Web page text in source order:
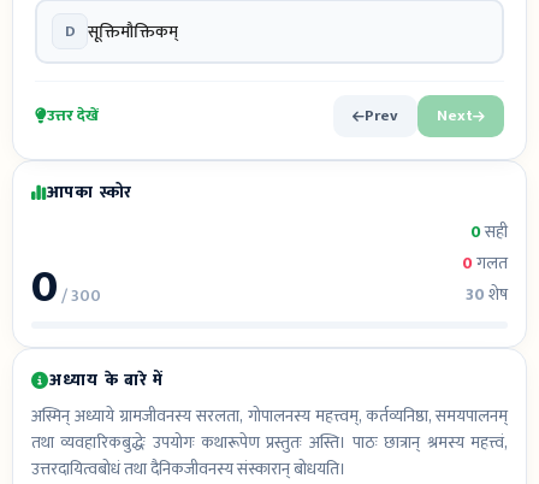
D सूक्तिमौक्तिकम्
उत्तर देखें Prev Next
आपका स्कोर
0/ 300
0सही
0गलत
30शेष
अध्याय के बारे में
अस्मिन् अध्याये ग्रामजीवनस्य सरलता, गोपालनस्य महत्त्वम्, कर्तव्यनिष्ठा, समयपालनम्
तथा व्यवहारिकबुद्धेः उपयोगः कथारूपेण प्रस्तुतः अस्ति। पाठः छात्रान् श्रमस्य महत्त्वं,
उत्तरदायित्वबोधं तथा दैनिकजीवनस्य संस्कारान् बोधयति।